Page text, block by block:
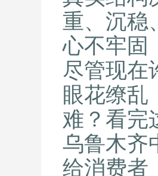
重、沉稳
心不牢固
尽管现在
眼花缭乱
难？看完
乌鲁木齐
给消费者